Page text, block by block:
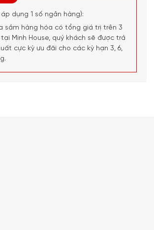
không chỉ là một dụng cụ nhà bếp
phẩm nghệ thuật, mang lại giá trị vượt
áp dụng 1 số ngân hàng):
sắm hàng hóa có tổng giá trị trên 3
Minh House, quý khách sẽ được trả
cực kỳ ưu đãi cho các kỳ hạn 3, 6,